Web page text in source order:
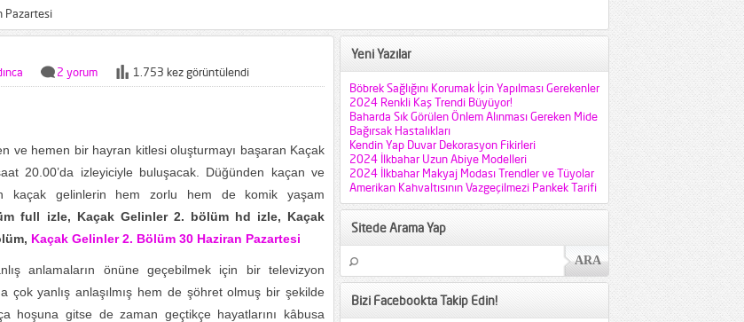
Pazartesi
2 yorum 1.753 kez görüntülendi
ve hemen bir hayran kitlesi oluşturmayı başaran Kaçak
20.00’da izleyiciyle buluşacak. Düğünden kaçan ve
kaçak gelinlerin hem zorlu hem de komik yaşam
full izle, Kaçak Gelinler 2. bölüm hd izle, Kaçak
Kaçak Gelinler 2. Bölüm 30 Haziran Pazartesi
anlamaların önüne geçebilmek için bir televizyon
yanlış anlaşılmış hem de şöhret olmuş bir şekilde
hoşuna gitse de zaman geçtikçe hayatlarını kâbusa
Yeni Yazılar
Böbrek Sağlığını Korumak İçin Yapılması Gerekenler
2024 Renkli Kaş Trendi Büyüyor!
Baharda Sık Görülen Önlem Alınması Gereken Mide
Bağırsak Hastalıkları
Kendin Yap Duvar Dekorasyon Fikirleri
2024 İlkbahar Uzun Abiye Modelleri
2024 İlkbahar Makyaj Modası Trendler ve Tüyolar
Amerikan Kahvaltısının Vazgeçilmezi Pankek Tarifi
Sitede Arama Yap
Bizi Facebookta Takip Edin!